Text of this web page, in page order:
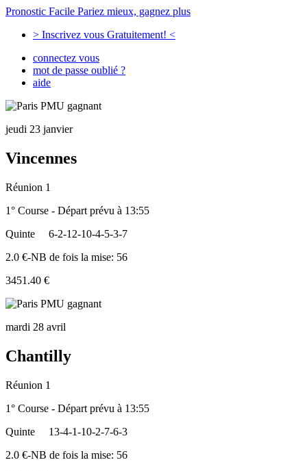
Pronostic Facile Pariez mieux, gagnez plus
> Inscrivez vous Gratuitement! <
connectez vous
mot de passe oublié ?
aide
jeudi 23 janvier
Vincennes
Réunion 1
1° Course - Départ prévu à 13:55
Quinte
6-2-12-10-4-5-3-7
2.0 €-NB de fois la mise: 56
3451.40 €
mardi 28 avril
Chantilly
Réunion 1
1° Course - Départ prévu à 13:55
Quinte
13-4-1-10-2-7-6-3
2.0 €-NB de fois la mise: 56